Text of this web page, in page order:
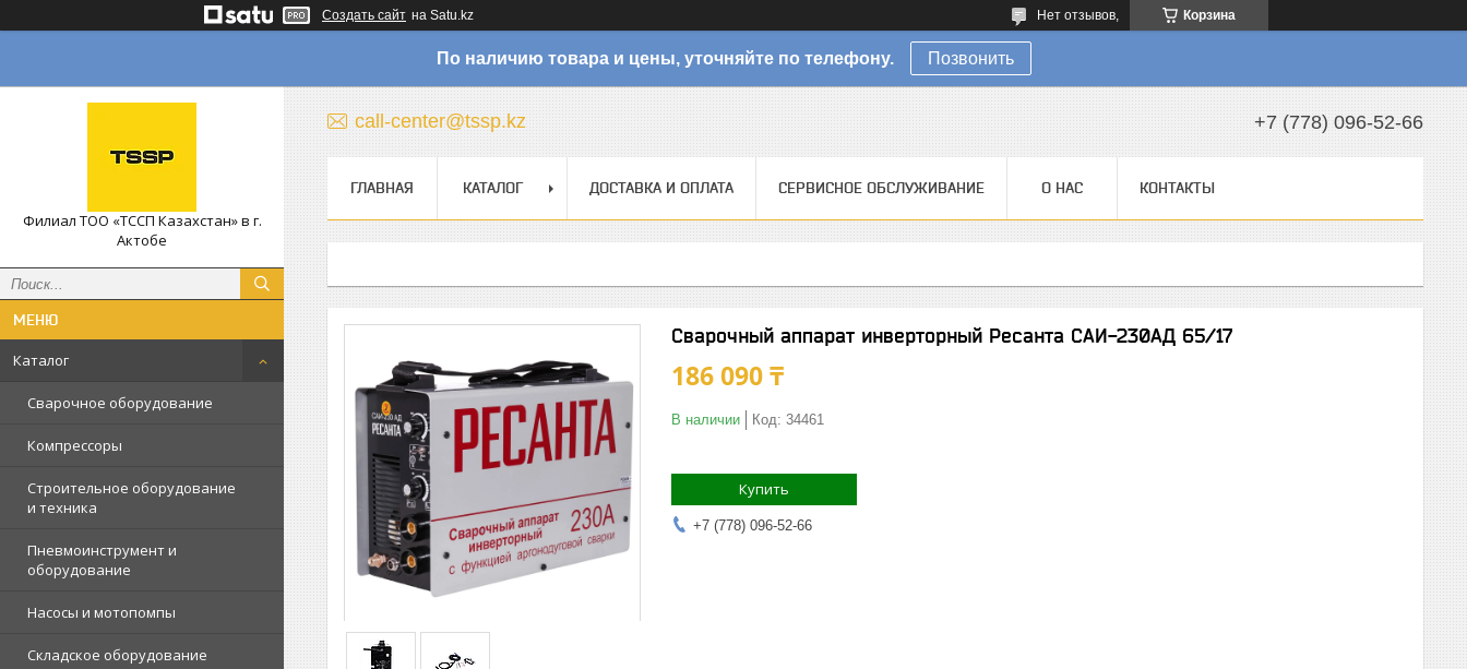
Создать сайт на Satu.kz Корзина
Нет отзывов,
По наличию товара и цены, уточняйте по телефону. Позвонить
Филиал ТОО «ТССП Казахстан» в г.
Актобе
Каталог
Сварочное оборудование
Компрессоры
Строительное оборудование
и техника
Пневмоинструмент и
оборудование
Насосы и мотопомпы
Складское оборудование
call-center@tssp.kz +7 (778) 096-52-66
ГЛАВНАЯ КАТАЛОГ ДОСТАВКА И ОПЛАТА СЕРВИСНОЕ ОБСЛУЖИВАНИЕ О НАС КОНТАКТЫ
Сварочный аппарат инверторный Ресанта САИ-230АД 65/17
186 090 ₸
В наличии Код: 34461
Купить
+7 (778) 096-52-66